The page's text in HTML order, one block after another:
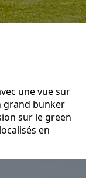
une vue sur
grand bunker
sur le green
en